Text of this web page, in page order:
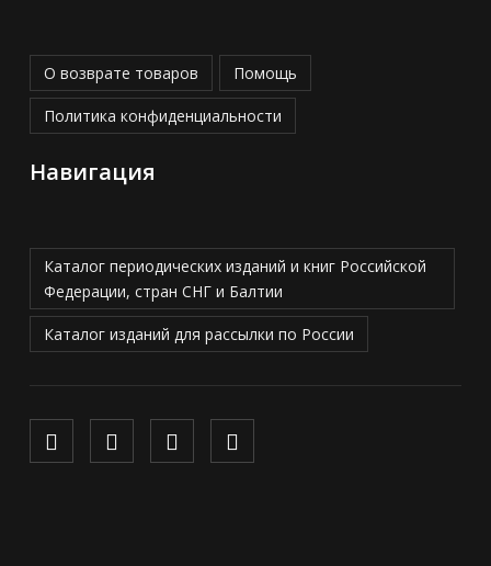
О возврате товаров Помощь
Политика конфиденциальности
Навигация
Каталог периодических изданий и книг Российской
Федерации, стран СНГ и Балтии
Каталог изданий для рассылки по России